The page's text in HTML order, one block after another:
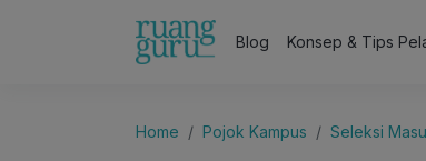
Blog Konsep & Tips
Home Pojok Kampus Seleksi